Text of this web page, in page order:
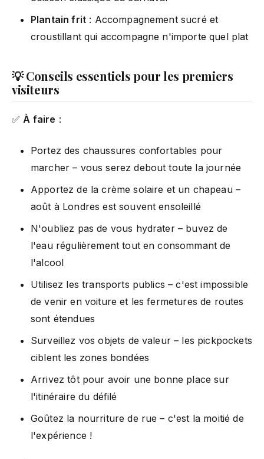
Plantain frit : Accompagnement sucré et
croustillant qui accompagne n'importe quel plat
💡 Conseils essentiels pour les premiers
visiteurs
✅ À faire :
Portez des chaussures confortables pour
marcher – vous serez debout toute la journée
Apportez de la crème solaire et un chapeau –
août à Londres est souvent ensoleillé
N'oubliez pas de vous hydrater – buvez de
l'eau régulièrement tout en consommant de
l'alcool
Utilisez les transports publics – c'est impossible
de venir en voiture et les fermetures de routes
sont étendues
Surveillez vos objets de valeur – les pickpockets
ciblent les zones bondées
Arrivez tôt pour avoir une bonne place sur
l'itinéraire du défilé
Goûtez la nourriture de rue – c'est la moitié de
l'expérience !